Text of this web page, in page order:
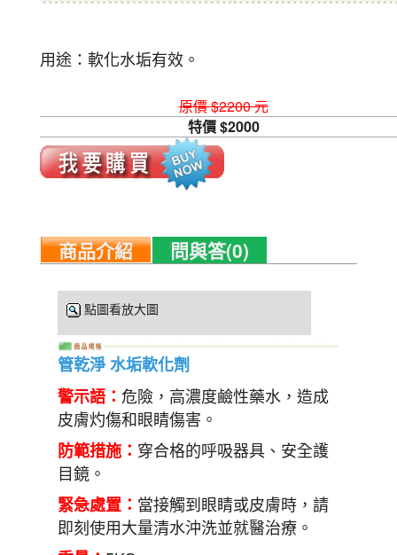
用途：軟化水垢有效。
原價 $2200 元
特價 $2000
商品介紹 問與答(0)
點圖看放大圖
管乾淨 水垢軟化劑
警示語： 危險，高濃度鹼性藥水，造成
皮膚灼傷和眼睛傷害。
防範措施： 穿合格的呼吸器具、安全護
目鏡。
緊急處置： 當接觸到眼睛或皮膚時，請
即刻使用大量清水沖洗並就醫治療。